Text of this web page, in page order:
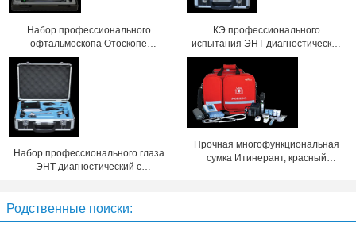
Набор профессионального
офтальмоскопа Отоскопе
диагностический для студент-
КЭ профессионального
испытания ЭНТ диагностический
установленный одобренный для
терпеливого рассмотрения
Набор профессионального глаза
ЭНТ диагностический с
Прочная многофункциональная
сумка Итинерант, красный
Родственные поиски: